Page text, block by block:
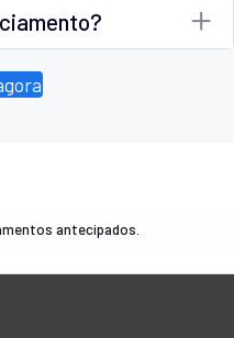
antecipados.